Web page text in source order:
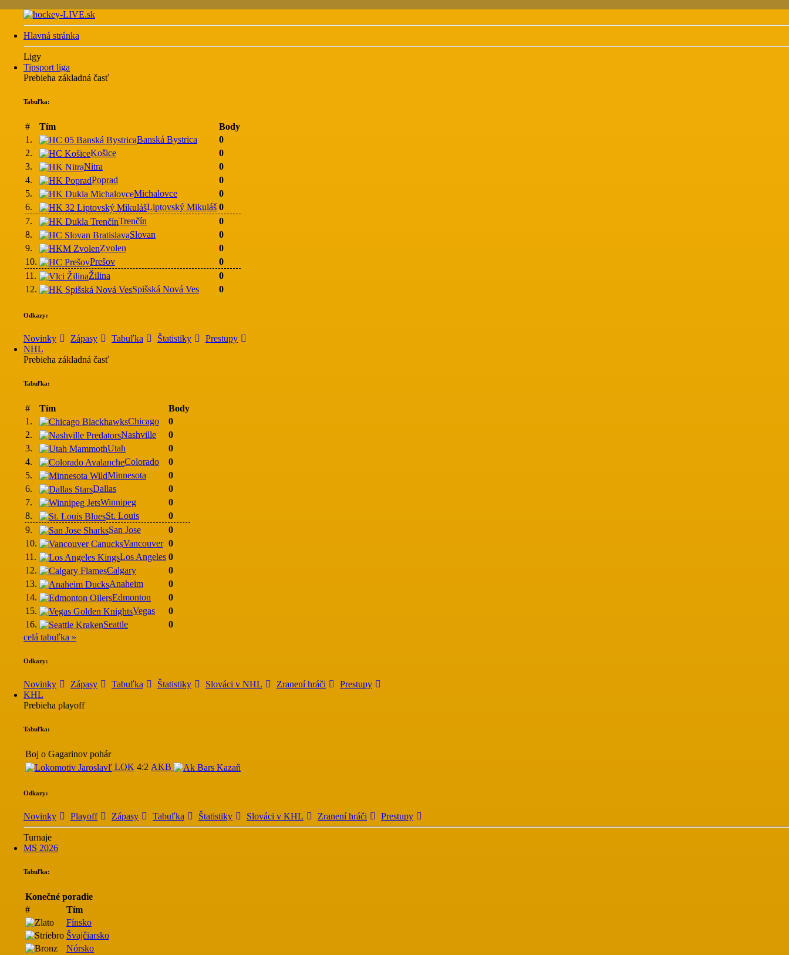
Hlavná stránka
Ligy
Tipsport liga
Prebieha základná časť
Tabuľka:
# Tím
Body
1.
Banská Bystrica
0
2.
Košice
0
3.
Nitra
0
4.
Poprad
0
5.
Michalovce
0
6.
Liptovský Mikuláš 0
7.
Trenčín
0
8.
Slovan
0
9.
Zvolen
0
10.
Prešov
0
11.
Žilina
0
12.
Spišská Nová Ves 0
Odkazy:
Novinky Zápasy Tabuľka Štatistiky
Prestupy
NHL
Prebieha základná časť
Tabuľka:
# Tím
Body
1.
Chicago
0
2.
Nashville
0
3.
Utah
0
4.
Colorado
0
5.
Minnesota
0
6.
Dallas
0
7.
Winnipeg
0
8.
St. Louis
0
9.
San Jose
0
10.
Vancouver 0
11.
Los Angeles 0
12.
Calgary
0
13.
Anaheim
0
14.
Edmonton
0
15.
Vegas
0
16.
Seattle
0
celá tabuľka »
Odkazy:
Novinky Zápasy Tabuľka Štatistiky Slováci v NHL Zranení hráči
Prestupy
KHL
Prebieha playoff
Tabuľka:
Boj o Gagarinov pohár
LOK 4:2 AKB
Odkazy:
Novinky Playoff Zápasy Tabuľka Štatistiky Slováci v KHL Zranení hráči Prestupy
Turnaje
MS 2026
Tabuľka:
Konečné poradie
#
Tím
Fínsko
Švajčiarsko
Nórsko